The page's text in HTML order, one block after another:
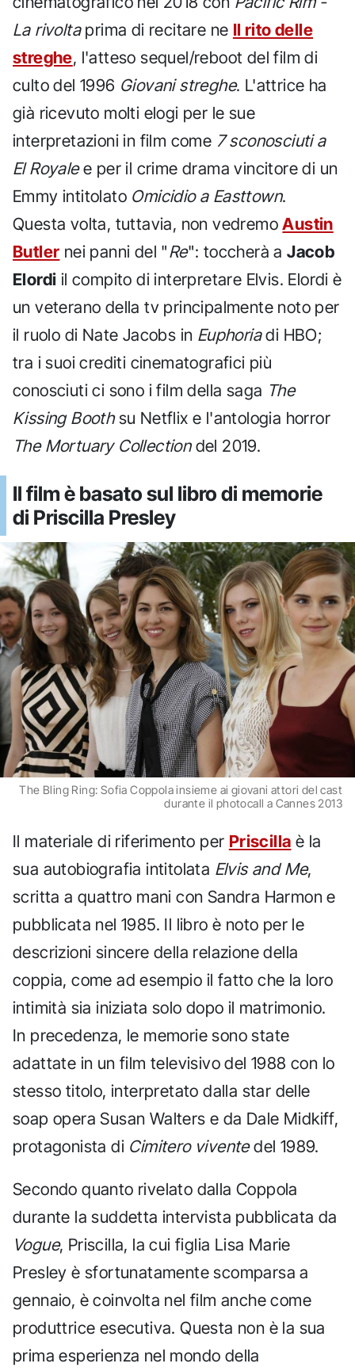
La rivoltaprima di recitare ne Il rito delle
streghe, l'atteso sequel/reboot del film di
culto del 1996 Giovani streghe. L'attrice ha
già ricevuto molti elogi per le sue
interpretazioni in film come 7 sconosciuti a
El Royalee per il crime drama vincitore di un
Emmy intitolato Omicidio a Easttown.
Questa volta, tuttavia, non vedremoAustin
Butler nei panni del "Re": toccherà aJacob
Elordi il compito di interpretare Elvis. Elordi è
un veterano della tv principalmente noto per
il ruolo di Nate Jacobs in Euphoriadi HBO;
tra i suoi crediti cinematografici più
conosciuti ci sono i film della saga The
Kissing Boothsu Netflix e l'antologia horror
The Mortuary Collectiondel 2019.
Il film è basato sul libro di memorie
di Priscilla Presley
The Bling Ring: Sofia Coppola insieme ai giovani attori del cast
durante il photocall a Cannes 2013
Il materiale di riferimento per Priscilla è la
sua autobiografia intitolata Elvis and Me,
scritta a quattro mani con Sandra Harmon e
pubblicata nel 1985. Il libro è noto per le
descrizioni sincere della relazione della
coppia, come ad esempio il fatto che la loro
intimità sia iniziata solo dopo il matrimonio.
In precedenza, le memorie sono state
adattate in un film televisivo del 1988 con lo
stesso titolo, interpretato dalla star delle
soap opera Susan Walters e da Dale Midkiff,
protagonista di Cimitero viventedel 1989.
Secondo quanto rivelato dalla Coppola
durante la suddetta intervista pubblicata da
Vogue, Priscilla, la cui figlia Lisa Marie
Presley è sfortunatamente scomparsa a
gennaio, è coinvolta nel film anche come
produttrice esecutiva. Questa non è la sua
prima esperienza nel mondo della